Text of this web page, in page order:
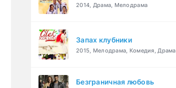
2014, Драма, Мелодрама
Запах клубники
2015, Мелодрама, Комедия, Драма
Безграничная любовь